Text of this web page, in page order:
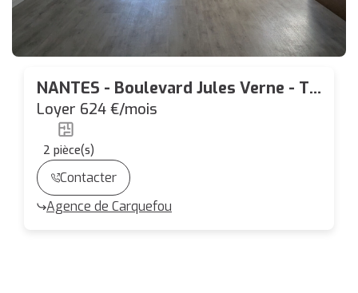
NANTES - Boulevard Jules Verne - T2
46.94m² - Garage
Loyer 624 €/mois
2 pièce(s)
Contacter
Agence de Carquefou